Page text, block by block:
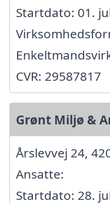
Startdato: 01.
CVR: 29587817
Grønt Miljø &
Årslevvej 24,
Ansatte:
Startdato: 28.